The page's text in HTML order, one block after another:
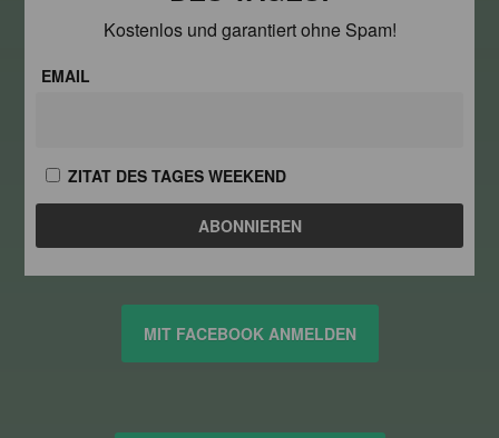
Kostenlos und garantiert ohne Spam!
EMAIL
ZITAT DES TAGES WEEKEND
MIT FACEBOOK ANMELDEN